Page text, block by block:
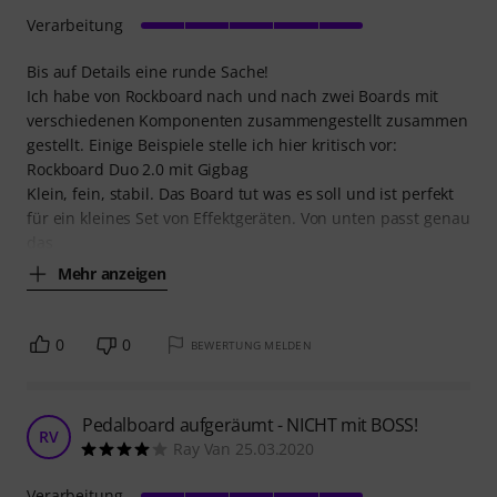
Bis auf Details eine runde Sache!
Ich habe von Rockboard nach und nach zwei Boards mit
verschiedenen Komponenten zusammengestellt zusammen
gestellt. Einige Beispiele stelle ich hier kritisch vor:
Rockboard Duo 2.0 mit Gigbag
Klein, fein, stabil. Das Board tut was es soll und ist perfekt
für ein kleines Set von Effektgeräten. Von unten passt genau
Mehr anzeigen
Verarbeitung
0 0 BEWERTUNG MELDEN
RV Pedalboard aufgeräumt - NICHT mit BOSS!
Ray Van 25.03.2020